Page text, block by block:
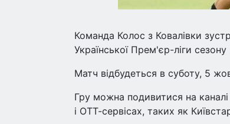
Команда Колос з Ковалівки
Української Прем'єр-ліги
Матч відбудеться в суботу, 5
Гру можна подивитися на
і ОТТ-сервісах, таких як